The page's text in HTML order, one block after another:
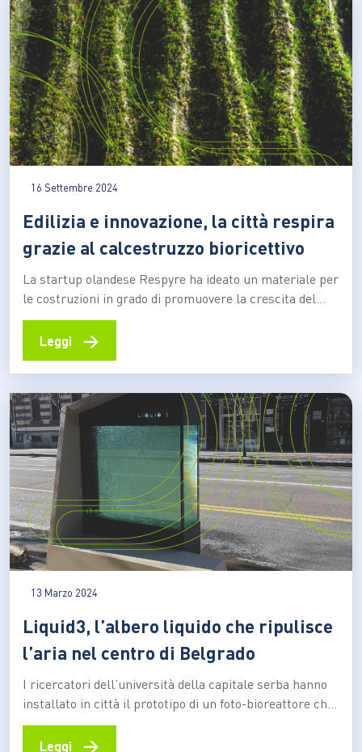
16 Settembre 2024
Edilizia e innovazione, la città respira
grazie al calcestruzzo bioricettivo
La startup olandese Respyre ha ideato un materiale per
le costruzioni in grado di promuovere la crescita del
muschio. I vantaggi: migliorare l’estetica delle
strutture, ridurre l’inquinamento, catturare la CO2 e
più gradevoli, contribuendo a ridurre l’inquinamento
atmosferico e a catturare la CO2,…
Leggi →
13 Marzo 2024
Liquid3, l’albero liquido che ripulisce
l’aria nel centro di Belgrado
I ricercatori dell’università della capitale serba hanno
installato in città il prototipo di un foto-bioreattore che
grazie alle microalghe è in grado di rimuovere l’anidride
carbonica e rilasciare ossigeno occupando una porzione
Leggi →